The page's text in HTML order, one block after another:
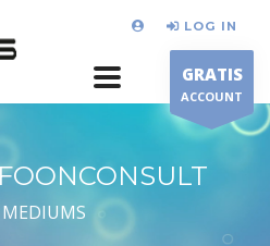
LOG IN
GRATIS
ACCOUNT